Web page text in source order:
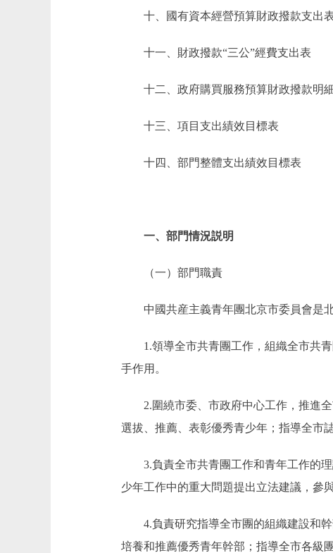
十、國有資本經營預算財政撥款支出
十一、財政撥款“三公”經費支出表
十二、政府購買服務預算財政撥款明
十三、項目支出績效目標表
十四、部門整體支出績效目標表
一、部門情況説明
（一）部門職責
中國共産主義青年團北京市委員會是北
1.領導全市共青團工作，組織全市共青
手作用。
2.圍繞市委、市政府中心工作，推進全
選拔、推薦、表彰優秀青少年；指導全市
3.負責全市共青團工作和青年工作的理
少年工作中的重大問題提出立法建議，參
4.負責研究指導全市團的組織建設和幹
培養和推薦優秀青年幹部；指導全市各級